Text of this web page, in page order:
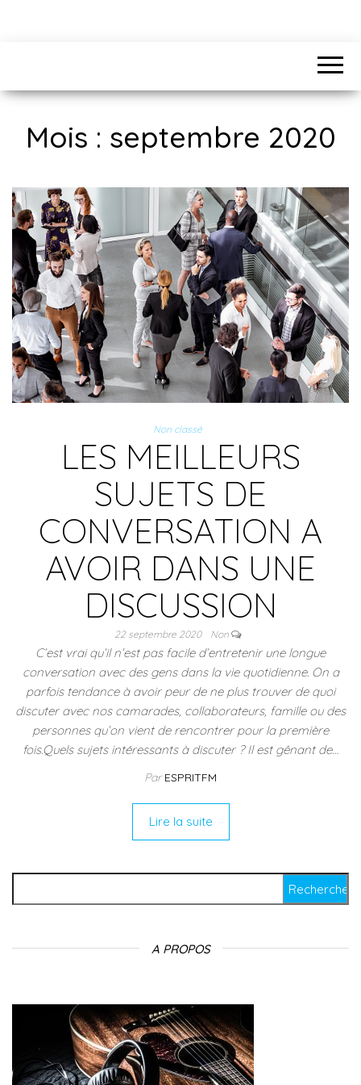
Mois : septembre 2020
Non classé
LES MEILLEURS
SUJETS DE
CONVERSATION A
AVOIR DANS UNE
DISCUSSION
22 septembre 2020 Non
C’est vrai qu’il n’est pas facile d’entretenir une longue
conversation avec des gens dans la vie quotidienne. On a
parfois tendance à avoir peur de ne plus trouver de quoi
discuter avec nos camarades, collaborateurs, famille ou des
personnes qu’on vient de rencontrer pour la première
fois.Quels sujets intéressants à discuter ? Il est gênant de…
ParESPRITFM
Lire la suite
A PROPOS